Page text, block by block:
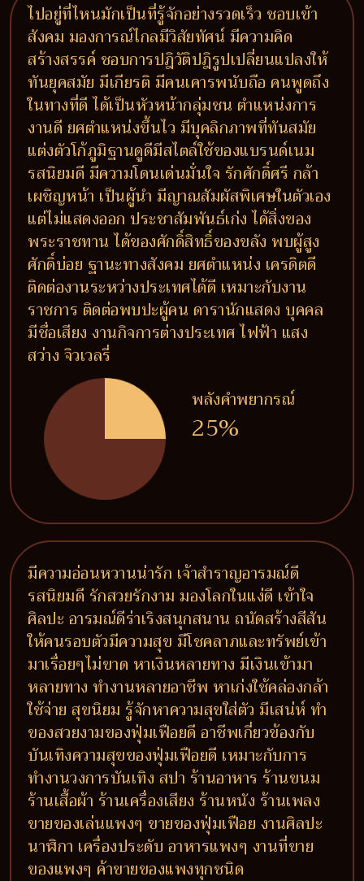
ไปอยู่ที่ไหนมักเป็นที่รู้จักอย่างรวดเร็ว ชอบเข้า
สังคม มองการณ์ไกลมีวิสัยทัศน์ มีความคิด
สร้างสรรค์ ชอบการปฎิวัติปฎิรูปเปลี่ยนแปลงให้
ทันยุคสมัย มีเกียรติ มีคนเคารพนับถือ คนพูดถึง
ในทางที่ดี ได้เป็นหัวหน้ากลุ่มชน ตำแหน่งการ
งานดี ยศตำแหน่งขึ้นไว มีบุคลิกภาพที่ทันสมัย
แต่งตัวโก้ภูมิฐานดูดีมีสไตล์ใช้ของแบรนด์เนม
รสนิยมดี มีความโดนเด่นมั่นใจ รักศักดิ์ศรี กล้า
เผชิญหน้า เป็นผู้นำ มีญาณสัมผัสพิเศษในตัวเอง
แต่ไม่แสดงออก ประชาสัมพันธ์เก่ง ได้สิ่งของ
พระราชทาน ได้ของศักดิ์สิทธิ์ของขลัง พบผู้สูง
ศักดิ์บ่อย ฐานะทางสังคม ยศตำแหน่ง เครดิตดี
ติดต่องานระหว่างประเทศได้ดี เหมาะกับงาน
ราชการ ติดต่อพบปะผู้คน ดารานักแสดง บุคคล
มีชื่อเสียง งานกิจการต่างประเทศ ไฟฟ้า แสง
สว่าง จิวเวลรี่
พลังคำพยากรณ์
25%
มีความอ่อนหวานน่ารัก เจ้าสำราญอารมณ์ดี
รสนิยมดี รักสวยรักงาม มองโลกในแง่ดี เข้าใจ
ศิลปะ อารมณ์ดีร่าเริงสนุกสนาน ถนัดสร้างสีสัน
ให้คนรอบตัวมีความสุข มีโชคลาภและทรัพย์เข้า
มาเรื่อยๆไม่ขาด หาเงินหลายทาง มีเงินเข้ามา
หลายทาง ทำงานหลายอาชีพ หาเก่งใช้คล่องกล้า
ใช้จ่าย สุขนิยม รู้จักหาความสุขใส่ตัว มีเสน่ห์ ทำ
ของสวยงามของฟุ่มเฟือยดี อาชีพเกี่ยวข้องกับ
บันเทิงความสุขของฟุ่มเฟือยดี เหมาะกับการ
ทำงานวงการบันเทิง สปา ร้านอาหาร ร้านขนม
ร้านเสื้อผ้า ร้านเครื่องเสียง ร้านหนัง ร้านเพลง
ขายของเล่นแพงๆ ขายของฟุ่มเฟือย งานศิลปะ
นาฬิกา เครื่องประดับ อาหารแพงๆ งานที่ขาย
ของแพงๆ ค้าขายของแพงทุกชนิด